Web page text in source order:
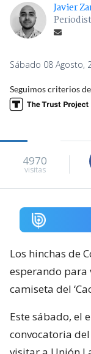
Javier
Sábado 08 Agosto,
Seguimos criterios de
4970
visitas
Los hinchas de
esperando para
camiseta del
Este sábado, el
convocatoria